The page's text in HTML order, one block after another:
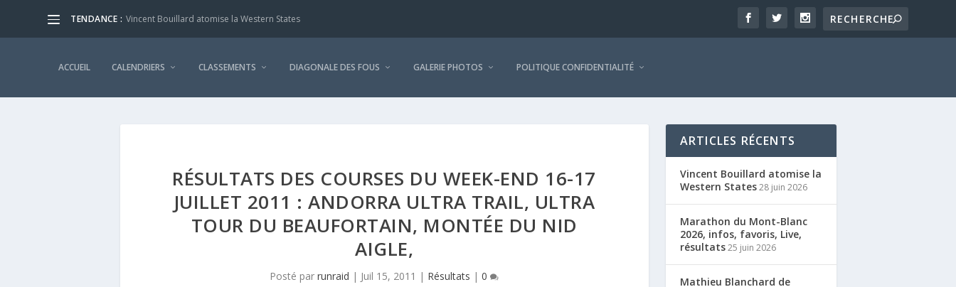
TENDANCE : Vincent Bouillard atomise la Western States
ACCUEIL CALENDRIERS CLASSEMENTS DIAGONALE DES FOUS GALERIE PHOTOS POLITIQUE CONFIDENTIALITÉ
RÉSULTATS DES COURSES DU WEEK-END 16-17
JUILLET 2011 : ANDORRA ULTRA TRAIL, ULTRA
TOUR DU BEAUFORTAIN, MONTÉE DU NID
AIGLE,
Posté parrunraid | Juil 15, 2011 | Résultats |0
ARTICLES RÉCENTS
Vincent Bouillard atomise la
Western States28 juin 2026
Marathon du Mont-Blanc
2026, infos, favoris, Live,
résultats25 juin 2026
Mathieu Blanchard de